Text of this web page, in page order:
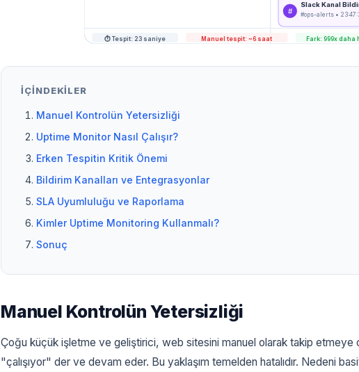
#
Slack Kanal
#ops-alerts •
⏱ Tespit: 23 saniye Manuel tespit: ~6 saat Fark: 999x daha
İÇINDEKILER
Manuel Kontrolün Yetersizliği
Uptime Monitor Nasıl Çalışır?
Erken Tespitin Kritik Önemi
Bildirim Kanalları ve Entegrasyonlar
SLA Uyumluluğu ve Raporlama
Kimler Uptime Monitoring Kullanmalı?
Sonuç
Manuel Kontrolün Yetersizliği
Çoğu küçük işletme ve geliştirici, web sitesini manuel olarak takip etmeye
"çalışıyor" der ve devam eder. Bu yaklaşım temelden hatalıdır. Nedeni